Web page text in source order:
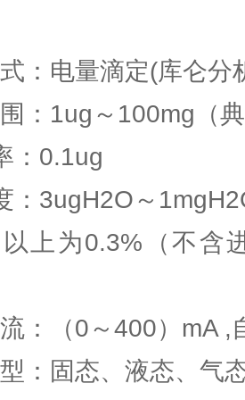
：电量滴定(库仑分
：1ug～100mg（
：0.1ug
3ugH2O～
上为0.3%（不含
：（0～400）mA ,
：固态、液态、气